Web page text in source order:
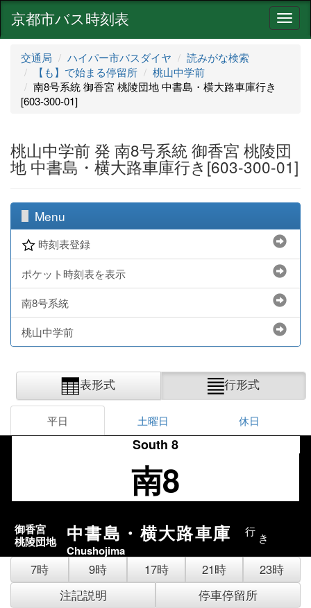
ナ
ビ
京都市バス時刻表
交通局 ハイパー市バスダイヤ
読みがな検索
【も】で始まる停留所
桃山中学前
南8号系統 御香宮 桃陵団地 中書島・横大路車庫行き
[603-300-01]
桃山中学前 発 南8号系統 御香宮 桃陵団
地 中書島・横大路車庫行き[603-300-01]
Menu
時刻表登録
ポケット時刻表を表示
南8号系統
桃山中学前
表形式 行形式
平日 土曜日 休日
South 8
南8
御香宮
桃陵団地
中書島・横大路車庫 行 き
Chushojima
7時 9時 17時 21時
23時
注記説明
停車停留所